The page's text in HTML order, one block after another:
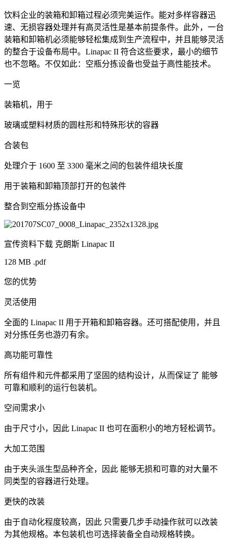
饮料企业的装箱和卸箱过程必须完美运作。能对多样容器迅
速、无损容器处理并有高灵活性是基本前提条件。此外，一台
装箱和卸箱机必须能够轻松集成到生产流程中，并且能够灵活
的整合于设备布局中。Linapac II 符合这些要求，最小的细节
也不忽略。不仅如此：空瓶分拣设备也受益于高性能技术。
一览
装箱机，用于
玻璃或塑料材质的圆柱形和特殊形状的容器
合装包
处理介于 1600 至 3300 毫米之间的包装件组块长度
用于装箱和卸箱顶部打开的包装件
整合到空瓶分拣设备中
宣传资料下载 克朗斯 Linapac II
128 MB .pdf
您的优势
灵活使用
全面的 Linapac II 用于开箱和卸箱容器。还可搭配使用，并且
对分拣任务也游刃有余。
高功能可靠性
所有组件和元件都采用了坚固的结构设计，从而保证了 能够
可靠和顺利的运行包装机。
空间需求小
由于尺寸小，因此 Linapac II 也可在面积小的地方轻松调节。
大加工范围
由于夹头派生型品种齐全，因此 能够无损和可靠的对大量不
同类型的容器进行处理。
更快的改装
由于自动化程度较高，因此 只需要几步手动操作就可以改装
为其他规格。本包装机也可选择装备全自动规格转换。